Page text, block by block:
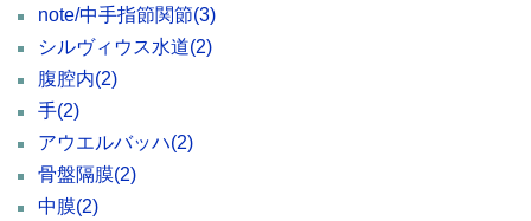
note/中手指節関節(3)
シルヴィウス水道(2)
腹腔内(2)
手(2)
アウエルバッハ(2)
骨盤隔膜(2)
中膜(2)